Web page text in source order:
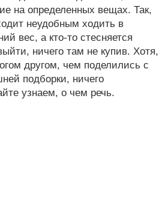
на определенных вещах. Так,
неудобным ходить в
вес, а кто-то стесняется
ничего там не купив. Хотя,
другом, чем поделились с
подборки, ничего
узнаем, о чем речь.